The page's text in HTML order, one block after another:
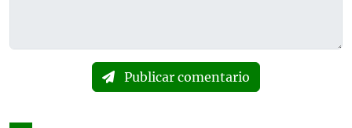
Publicar comentario